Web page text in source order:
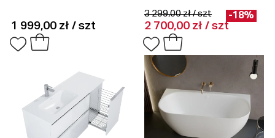
1 999,00 zł / szt
3 299,00 zł / szt
2 700,00 zł / szt
-18%